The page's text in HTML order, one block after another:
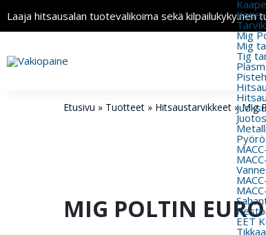
Laaja hitsausalan tuotevalikoima sekä
Mig
Mig
Tig
EET
Etusivu » Tuotteet » Hitsaustarvikkeet »Mig
MIG POLTIN